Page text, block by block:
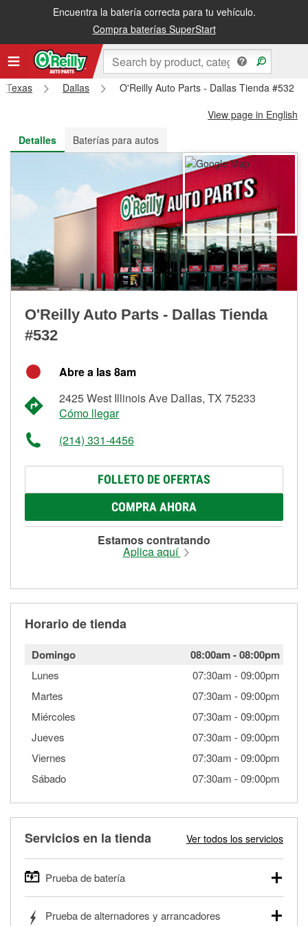
Encuentra la batería correcta para tu vehículo.
Compra baterías SuperStart
Recibe tu orden gratis al día siguiente o recógela en la tienda
Texas Dallas
O'Reilly Auto Parts - Dallas Tienda #532
View page in English
Detalles
Baterías para autos
O'Reilly Auto Parts - Dallas Tienda
#532
Abre a las 8am
2425 West Illinois Ave Dallas, TX 75233
Cómo llegar
(214) 331-4456
FOLLETO DE OFERTAS
COMPRA AHORA
Estamos contratando
Aplica aquí
Horario de tienda
Domingo 08:00am-08:00pm
Lunes 07:30am -09:00pm
Martes
07:30am -09:00pm
Miércoles
07:30am -09:00pm
Jueves
07:30am -09:00pm
Viernes
07:30am -09:00pm
Sábado
07:30am -09:00pm
Servicios en la tienda Ver todos los servicios
Prueba de batería
autos, camionetas, SUVs, vehículos comerciales y
Prueba de alternadores y arrancadores